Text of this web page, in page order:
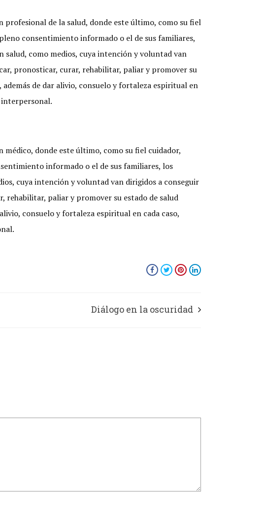
profesional de la salud, donde este último, como su fiel
consentimiento informado o el de sus familiares,
salud, como medios, cuya intención y voluntad van
pronosticar, curar, rehabilitar, paliar y promover su
de dar alivio, consuelo y fortaleza espiritual en
interpersonal.
donde este último, como su fiel cuidador,
informado o el de sus familiares, los
cuya intención y voluntad van dirigidos a conseguir
rehabilitar, paliar y promover su estado de salud
consuelo y fortaleza espiritual en cada caso,
Diálogo en la oscuridad